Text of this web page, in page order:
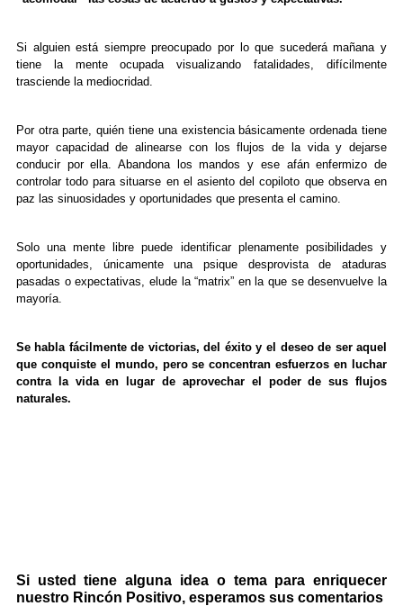
Si alguien está siempre preocupado por lo que sucederá mañana y
tiene la mente ocupada visualizando fatalidades, difícilmente
trasciende la mediocridad.
Por otra parte, quién tiene una existencia básicamente ordenada tiene
mayor capacidad de alinearse con los flujos de la vida y dejarse
conducir por ella. Abandona los mandos y ese afán enfermizo de
controlar todo para situarse en el asiento del copiloto que observa en
paz las sinuosidades y oportunidades que presenta el camino.
Solo una mente libre puede identificar plenamente posibilidades y
oportunidades, únicamente una psique desprovista de ataduras
pasadas o expectativas, elude la “matrix” en la que se desenvuelve la
mayoría.
Se habla fácilmente de victorias, del éxito y el deseo de ser aquel
que conquiste el mundo, pero se concentran esfuerzos en luchar
contra la vida en lugar de aprovechar el poder de sus flujos
naturales.
Si usted tiene alguna idea o tema para enriquecer
nuestro Rincón Positivo, esperamos sus comentarios